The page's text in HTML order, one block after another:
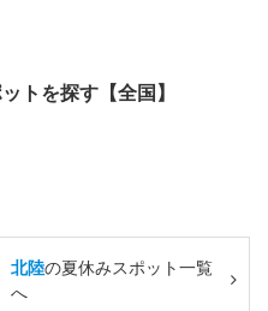
トを探す【全国】
北陸の夏休みスポット一覧
へ